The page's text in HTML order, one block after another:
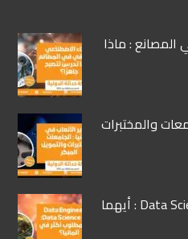
المصانع : ماذا
والمختبرات
Data Engineering مقابل Data Science : أيهما